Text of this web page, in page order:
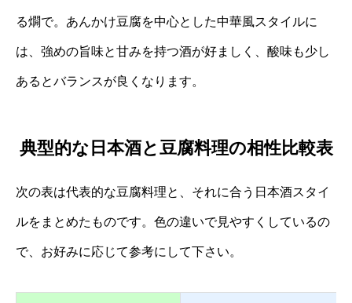
る燗で。あんかけ豆腐を中心とした中華風スタイルに
は、強めの旨味と甘みを持つ酒が好ましく、酸味も少し
あるとバランスが良くなります。
典型的な日本酒と豆腐料理の相性比較表
次の表は代表的な豆腐料理と、それに合う日本酒スタイ
ルをまとめたものです。色の違いで見やすくしているの
で、お好みに応じて参考にして下さい。